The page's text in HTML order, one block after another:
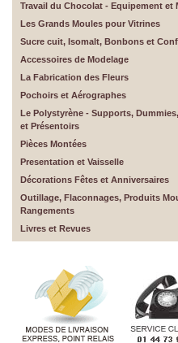
Travail du Chocolat - Equipement et
Les Grands Moules pour Vitrines
Sucre cuit, Isomalt, Bonbons et
Accessoires de Modelage
La Fabrication des Fleurs
Pochoirs et Aérographes
Le Polystyrène - Supports,
et Présentoirs
Pièces Montées
Presentation et Vaisselle
Décorations Fêtes et Anniversaires
Outillage, Flaconnages, Produits
Rangements
Livres et Revues